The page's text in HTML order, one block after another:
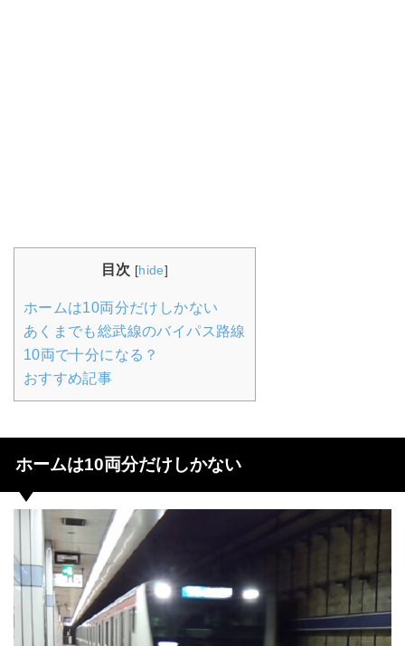
目次 [hide]
ホームは10両分だけしかない
あくまでも総武線のバイパス路線
10両で十分になる？
おすすめ記事
ホームは10両分だけしかない